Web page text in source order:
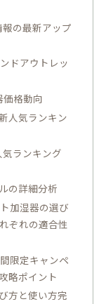
の最新アップ
ドアウトレッ
価格動向
人気ランキン
ランキング
の詳細分析
加湿器の選び
ぞれの適合性
限定キャンペ
略ポイント
方と使い方完